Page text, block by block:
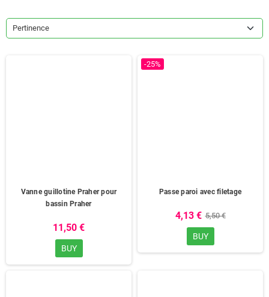
Pertinence
Vanne guillotine Praher pour
bassin Praher
11,50 €
BUY
-25%
Passe paroi avec filetage
4,13 € 5,50 €
BUY